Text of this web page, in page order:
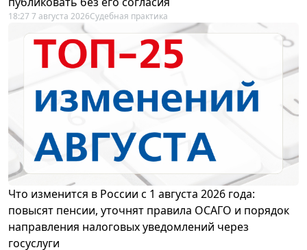
18:27 7 августа 2026Судебная практика
Что изменится в России с 1 августа 2026 года:
повысят пенсии, уточнят правила ОСАГО и порядок
направления налоговых уведомлений через
госуслуги